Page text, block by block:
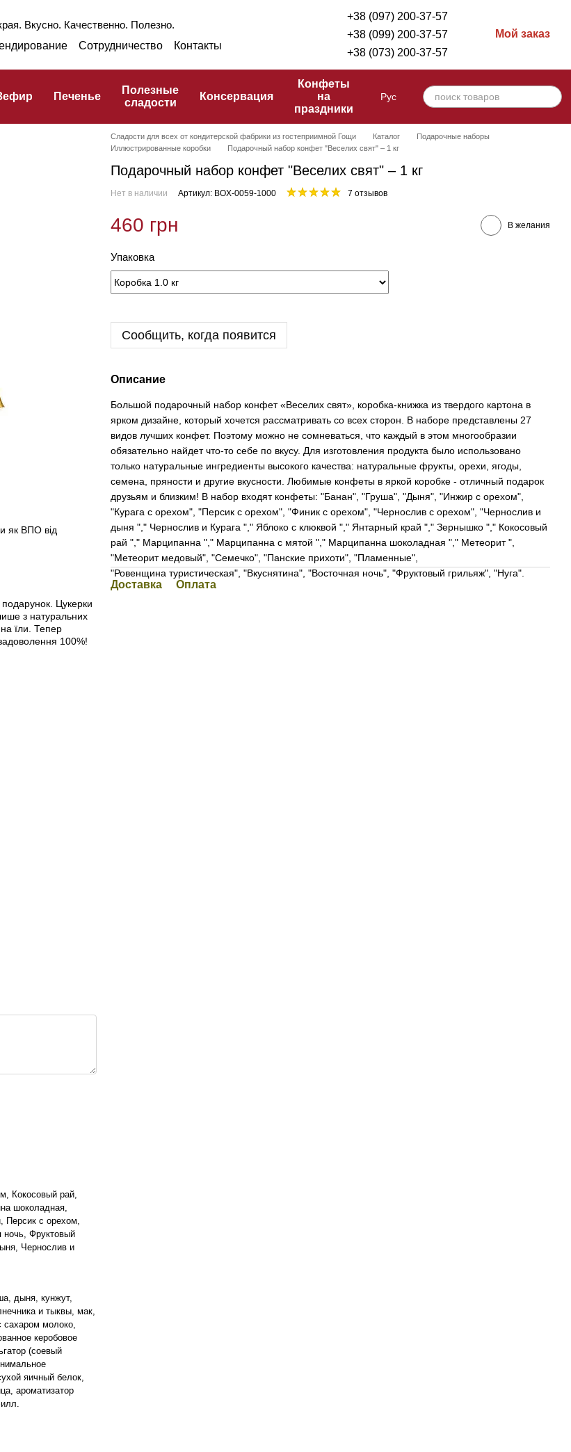
Вкусно. Качественно. Полезно.
Сотрудничество
Контакты
словарь
+38 (097) 200-37-57
+38 (099) 200-37-57
+38 (073) 200-37-57
Мой заказ
Печенье
Полезные
сладости
Консервация
Конфеты
на
праздники
Рус
як ВПО від
Цукерки
з натуральних
їли. Тепер
100%!
Кокосовый рай,
шоколадная,
Персик с орехом,
ночь, Фруктовый
Чернослив и
дыня, кунжут,
и тыквы, мак,
сахаром молоко,
керобовое
(соевый
яичный белок,
ароматизатор
Сладости для всех от кондитерской фабрики из гостеприимной Гощи Каталог
Подарочные наборы
Иллюстрированные коробки
Подарочный набор конфет "Веселих свят" – 1 кг
Подарочный набор конфет "Веселих свят" – 1 кг
Нет в наличии Артикул: BOX-0059-1000 7 отзывов
460 грн В желания
Упаковка
Сообщить, когда появится
Описание
Большой подарочный набор конфет «Веселих свят», коробка-книжка из твердого картона в
ярком дизайне, который хочется рассматривать со всех сторон. В наборе представлены 27
видов лучших конфет. Поэтому можно не сомневаться, что каждый в этом многообразии
обязательно найдет что-то себе по вкусу. Для изготовления продукта было использовано
только натуральные ингредиенты высокого качества: натуральные фрукты, орехи, ягоды,
семена, пряности и другие вкусности. Любимые конфеты в яркой коробке - отличный подарок
друзьям и близким! В набор входят конфеты: "Банан", "Груша", "Дыня", "Инжир с орехом",
"Курага с орехом", "Персик с орехом", "Финик с орехом", "Чернослив с орехом", "Чернослив и
дыня "," Чернослив и Курага "," Яблоко с клюквой "," Янтарный край "," Зернышко "," Кокосовый
рай "," Марципанна "," Марципанна с мятой "," Марципанна шоколадная "," Метеорит ",
"Метеорит медовый", "Семечко", "Панские прихоти", "Пламенные",
"Ровенщина туристическая", "Вкуснятина", "Восточная ночь", "Фруктовый грильяж", "Нуга".
Доставка Оплата